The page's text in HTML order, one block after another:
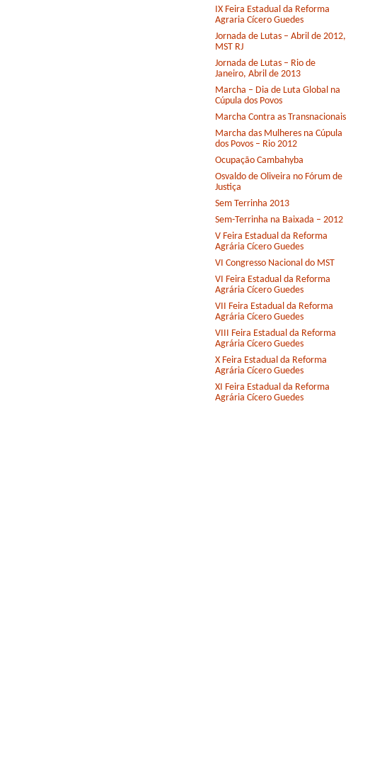
IX Feira Estadual da Reforma
Agraria Cícero Guedes
Jornada de Lutas – Abril de 2012,
MST RJ
Jornada de Lutas – Rio de
Janeiro, Abril de 2013
Marcha – Dia de Luta Global na
Cúpula dos Povos
Marcha Contra as Transnacionais
Marcha das Mulheres na Cúpula
dos Povos – Rio 2012
Ocupação Cambahyba
Osvaldo de Oliveira no Fórum de
Justiça
Sem Terrinha 2013
Sem-Terrinha na Baixada – 2012
V Feira Estadual da Reforma
Agrária Cícero Guedes
VI Congresso Nacional do MST
VI Feira Estadual da Reforma
Agrária Cícero Guedes
VII Feira Estadual da Reforma
Agrária Cícero Guedes
VIII Feira Estadual da Reforma
Agrária Cícero Guedes
X Feira Estadual da Reforma
Agrária Cícero Guedes
XI Feira Estadual da Reforma
Agrária Cícero Guedes